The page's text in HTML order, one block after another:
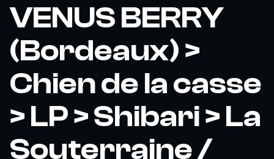
VENUS BERRY
(Bordeaux) >
Chien de la casse
> LP > Shibari > La
Souterraine /